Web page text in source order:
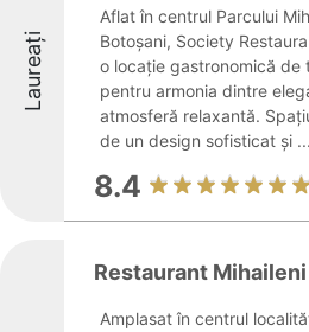
Laureați
Aflat în centrul Parcului
Botoșani, Society
o locație gastronomică de
pentru armonia dintre
atmosferă relaxantă.
de un design sofisticat și ...
8.4
Restaurant
Amplasat în centrul